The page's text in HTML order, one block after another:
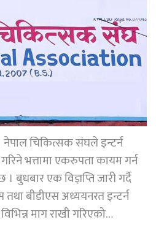
नेपाल चिकित्सक संघले इन्टर्न
भत्तामा एकरुपता कायम गर्न
बुधबार एक विज्ञप्ति जारी गर्दै
बीडीएस अध्ययनरत इन्टर्न
माग राखी गरिएको…